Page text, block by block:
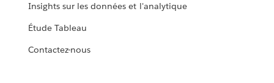
Insights sur les données et l'analytique
Étude Tableau
Contactez-nous